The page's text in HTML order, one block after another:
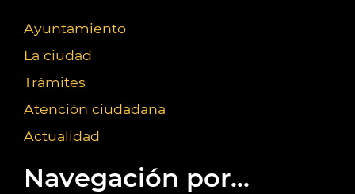
Ayuntamiento
La ciudad
Trámites
Atención ciudadana
Actualidad
Navegación por...